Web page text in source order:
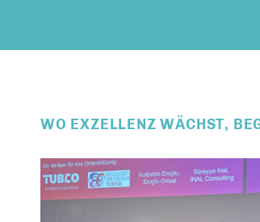
WO EXZELLENZ WÄCHST,